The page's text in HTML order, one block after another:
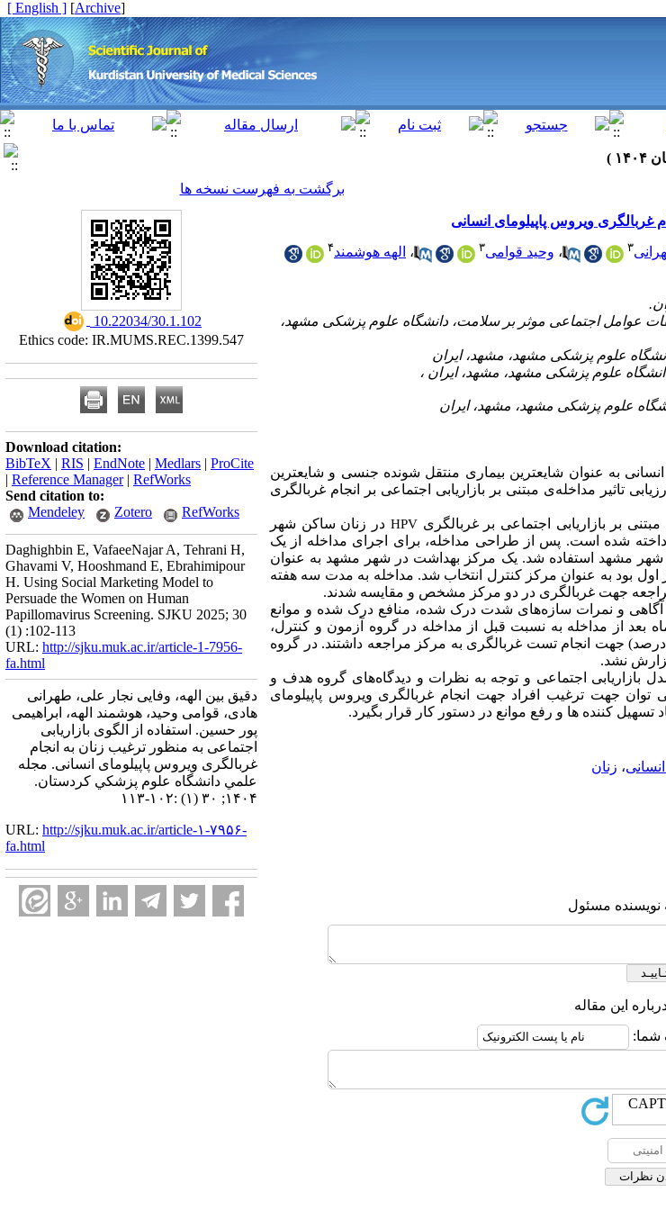
[
Archive
]
[ English ]
برگشت به فهرست نسخه ها
غربالگری ویروس پاپیلومای انسانی
۳ ، وحید قوامی۳ ، الهه هوشمند۴
عوامل اجتماعی موثر بر سلامت، دانشگاه علوم پزشکی مشهد،
به عنوان شایعترین بیماری منتقل شونده جنسی و شایعترین
مداخله‌ی مبتنی بر بازاریابی اجتماعی بر انجام غربالگری
بر بازاریابی اجتماعی بر غربالگری HPV در زنان ساکن شهر
با استفاده از مدل اسمارت در سال های 1399 تا 1401 پرداخته شده است. پس از طراحی مداخله، برای اجرای مداخله از یک
بر روی 70 نفر از زنان 30 تا 50 ساله ساکن شهر مشهد استفاده شد. یک مرکز بهداشت در شهر مشهد به عنوان
بود به عنوان مرکز کنترل انتخاب شد. مداخله به مدت سه هفته
مراجعه جهت غربالگری در دو مرکز مشخص و مقایسه شدند.
آگاهی و نمرات سازه‌های شدت درک شده، منافع درک شده و موانع
بعد از مداخله به نسبت قبل از مداخله در گروه
آزمون و کنترل،
). در گروه آزمون 29 نفر (8/82 درصد) جهت انجام تست غربالگری به مرکز مراجعه داشتند. در گروه
نشد.
بازاریابی اجتماعی و توجه به نظرات و دیدگاه‌های گروه هدف و
توان جهت ترغیب افراد جهت انجام غربالگری ویروس پاپیلومای
تسهیل کننده ها و رفع موانع در دستور کار قرار بگیرد.
، زنان
نویسنده مسئول
این مقاله
شما:
‎ 10.22034/30.1.102
Ethics code: IR.MUMS.REC.1399.547
Download citation:
BibTeX | RIS | EndNote | Medlars | ProCite
| Reference Manager| RefWorks
Send citation to:
Mendeley
Zotero RefWorks
Daghighbin E, VafaeeNajar A, Tehrani H,
Ghavami V, Hooshmand E, Ebrahimipour
H. Using Social Marketing Model to
Persuade the Women on Human
Papillomavirus Screening. SJKU 2025; 30
(1) :102-113
URL: http://sjku.muk.ac.ir/article-1-7956-
fa.html
دقیق بین الهه، وفایی نجار علی، طهرانی
هادی، قوامی وحید، هوشمند الهه، ابراهیمی
پور حسین. استفاده از الگوی بازاریابی
اجتماعی به منظور ترغیب زنان به انجام
غربالگری ویروس پاپیلومای انسانی. مجله
علمي دانشگاه علوم پزشكي كردستان.
۱۴۰۴; ۳۰ (۱) :۱۰۲-۱۱۳
URL: http://sjku.muk.ac.ir/article-۱-۷۹۵۶-
fa.html